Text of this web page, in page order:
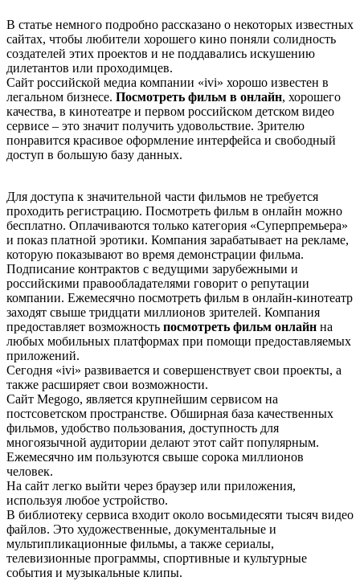
В статье немного подробно рассказано о некоторых известных
сайтах, чтобы любители хорошего кино поняли солидность
создателей этих проектов и не поддавались искушению
дилетантов или проходимцев.
Сайт российской медиа компании «ivi» хорошо известен в
легальном бизнесе. Посмотреть фильм в онлайн, хорошего
качества, в кинотеатре и первом российском детском видео
сервисе – это значит получить удовольствие. Зрителю
понравится красивое оформление интерфейса и свободный
доступ в большую базу данных.
Для доступа к значительной части фильмов не требуется
проходить регистрацию. Посмотреть фильм в онлайн можно
бесплатно. Оплачиваются только категория «Суперпремьера»
и показ платной эротики. Компания зарабатывает на рекламе,
которую показывают во время демонстрации фильма.
Подписание контрактов с ведущими зарубежными и
российскими правообладателями говорит о репутации
компании. Ежемесячно посмотреть фильм в онлайн-кинотеатр
заходят свыше тридцати миллионов зрителей. Компания
предоставляет возможность посмотреть фильм онлайн на
любых мобильных платформах при помощи предоставляемых
приложений.
Сегодня «ivi» развивается и совершенствует свои проекты, а
также расширяет свои возможности.
Сайт Меgоgо, является крупнейшим сервисом на
постсоветском пространстве. Обширная база качественных
фильмов, удобство пользования, доступность для
многоязычной аудитории делают этот сайт популярным.
Ежемесячно им пользуются свыше сорока миллионов
человек.
На сайт легко выйти через браузер или приложения,
используя любое устройство.
В библиотеку сервиса входит около восьмидесяти тысяч видео
файлов. Это художественные, документальные и
мультипликационные фильмы, а также сериалы,
телевизионные программы, спортивные и культурные
события и музыкальные клипы.